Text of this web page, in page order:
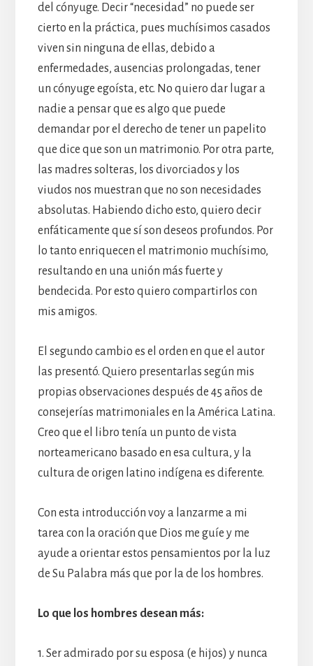
del cónyuge. Decir “necesidad” no puede ser
cierto en la práctica, pues muchísimos casados
viven sin ninguna de ellas, debido a
enfermedades, ausencias prolongadas, tener
un cónyuge egoísta, etc. No quiero dar lugar a
nadie a pensar que es algo que puede
demandar por el derecho de tener un papelito
que dice que son un matrimonio. Por otra parte,
las madres solteras, los divorciados y los
viudos nos muestran que no son necesidades
absolutas. Habiendo dicho esto, quiero decir
enfáticamente que sí son deseos profundos. Por
lo tanto enriquecen el matrimonio muchísimo,
resultando en una unión más fuerte y
bendecida. Por esto quiero compartirlos con
mis amigos.
El segundo cambio es el orden en que el autor
las presentó. Quiero presentarlas según mis
propias observaciones después de 45 años de
consejerías matrimoniales en la América Latina.
Creo que el libro tenía un punto de vista
norteamericano basado en esa cultura, y la
cultura de origen latino indígena es diferente.
Con esta introducción voy a lanzarme a mi
tarea con la oración que Dios me guíe y me
ayude a orientar estos pensamientos por la luz
de Su Palabra más que por la de los hombres.
Lo que los hombres desean más:
1. Ser admirado por su esposa (e hijos) y nunca